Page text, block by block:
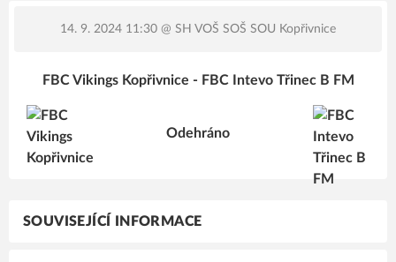
14. 9. 2024 11:30 @ SH VOŠ SOŠ SOU Kopřivnice
FBC Vikings Kopřivnice - FBC Intevo Třinec B FM
Odehráno
SOUVISEJÍCÍ INFORMACE